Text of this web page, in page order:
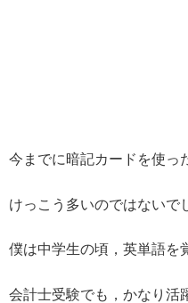
今までに暗記カードを使っ
けっこう多いのではないで
僕は中学生の頃，英単語を
会計士受験でも，かなり活